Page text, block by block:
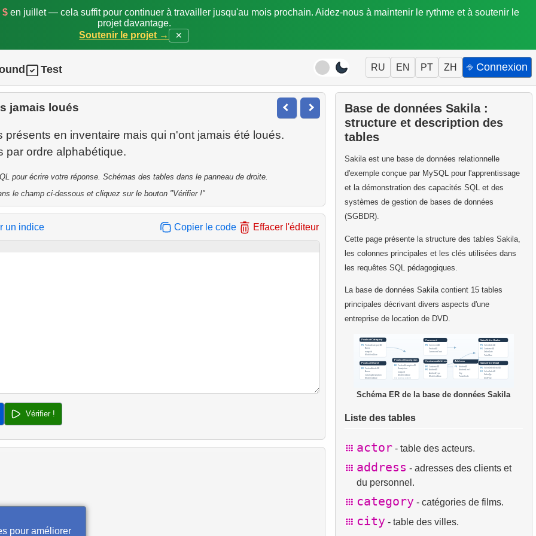
$en juillet — cela suffit pour continuer à travailler jusqu'au mois prochain. Aidez-nous à maintenir le rythme et à soutenir le
projet davantage.
Soutenir le projet →
✕
Test RU EN PT ZH ⎆ Connexion
jamais loués
présents en inventaire mais qui n'ont jamais été loués.
pour écrire votre réponse. Schémas des tables dans le panneau de droite.
le champ ci-dessous et cliquez sur le bouton "Vérifier !"
un indice Copier le code Effacer l'éditeur
Vérifier !
Base de données Sakila :
structure et description des
tables
Sakila est une base de données relationnelle
d'exemple conçue par MySQL pour l'apprentissage
et la démonstration des capacités SQL et des
systèmes de gestion de bases de données
(SGBDR).
Cette page présente la structure des tables Sakila,
les colonnes principales et les clés utilisées dans
les requêtes SQL pédagogiques.
La base de données Sakila contient 15 tables
principales décrivant divers aspects d'une
entreprise de location de DVD.
Schéma ER de la base de données Sakila
Liste des tables
actor - table des acteurs.
address - adresses des clients et
du personnel.
category - catégories de films.
city - table des villes.
pour améliorer